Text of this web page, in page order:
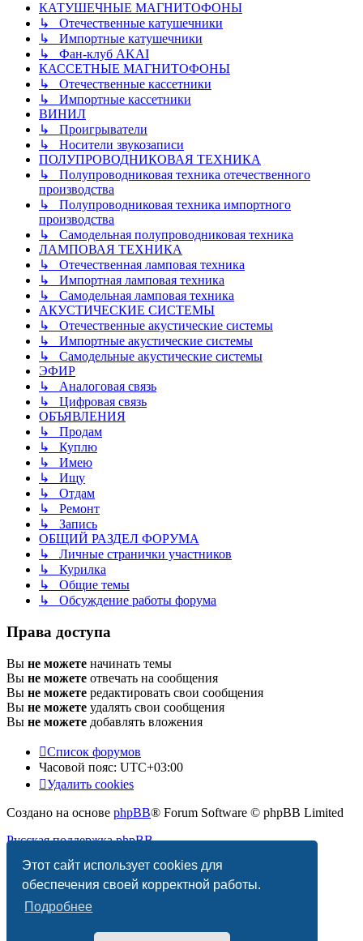
Этот сайт использует cookies для
обеспечения своей корректной работы.
Подробнее
КАТУШЕЧНЫЕ МАГНИТОФОНЫ
↳ Отечественные катушечники
↳ Импортные катушечники
↳ Фан-клуб AKAI
КАССЕТНЫЕ МАГНИТОФОНЫ
↳ Отечественные кассетники
↳ Импортные кассетники
ВИНИЛ
↳ Проигрыватели
↳ Носители звукозаписи
ПОЛУПРОВОДНИКОВАЯ ТЕХНИКА
↳ Полупроводниковая техника отечественного
производства
↳ Полупроводниковая техника импортного
производства
↳ Самодельная полупроводниковая техника
ЛАМПОВАЯ ТЕХНИКА
↳ Отечественная ламповая техника
↳ Импортная ламповая техника
↳ Самодельная ламповая техника
АКУСТИЧЕСКИЕ СИСТЕМЫ
↳ Отечественные акустические системы
↳ Импортные акустические системы
↳ Самодельные акустические системы
ЭФИР
↳ Аналоговая связь
↳ Цифровая связь
ОБЪЯВЛЕНИЯ
↳ Продам
↳ Куплю
↳ Имею
↳ Ищу
↳ Отдам
↳ Ремонт
↳ Запись
ОБЩИЙ РАЗДЕЛ ФОРУМА
↳ Личные странички участников
↳ Курилка
↳ Общие темы
↳ Обсуждение работы форума
Права доступа
Вы не можете начинать темы
Вы не можете отвечать на сообщения
Вы не можете редактировать свои сообщения
Вы не можете удалять свои сообщения
Вы не можете добавлять вложения
Список форумов
Часовой пояс: UTC+03:00
Удалить cookies
Создано на основе phpBB® Forum Software © phpBB Limited
Русская поддержка phpBB
Конфиденциальность |Правила